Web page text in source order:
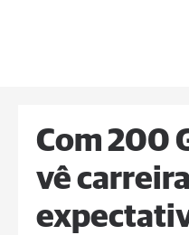
Com 200
vê